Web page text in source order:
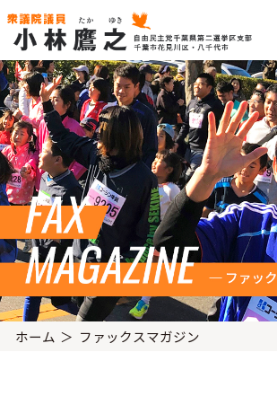
ホーム ファックスマガジン